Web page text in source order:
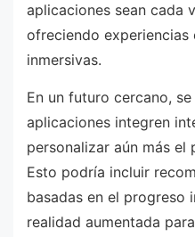
aplicaciones sean cada
ofreciendo experiencias
inmersivas.
En un futuro cercano,
aplicaciones integren
personalizar aún más el
Esto podría incluir
basadas en el progreso
realidad aumentada